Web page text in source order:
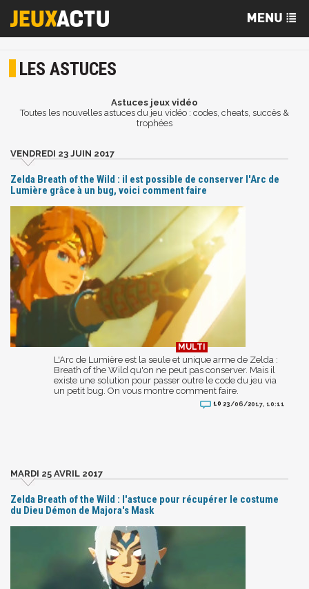
LES ASTUCES
Astuces jeux vidéo
Toutes les nouvelles astuces du jeu vidéo : codes, cheats, succès &
trophées
VENDREDI 23 JUIN 2017
Zelda Breath of the Wild : il est possible de conserver l'Arc de
Lumière grâce à un bug, voici comment faire
L'Arc de Lumière est la seule et unique arme de Zelda :
Breath of the Wild qu'on ne peut pas conserver. Mais il
existe une solution pour passer outre le code du jeu via
un petit bug. On vous montre comment faire.
10 23/06/2017, 10:11
MARDI 25 AVRIL 2017
Zelda Breath of the Wild : l'astuce pour récupérer le costume
du Dieu Démon de Majora's Mask